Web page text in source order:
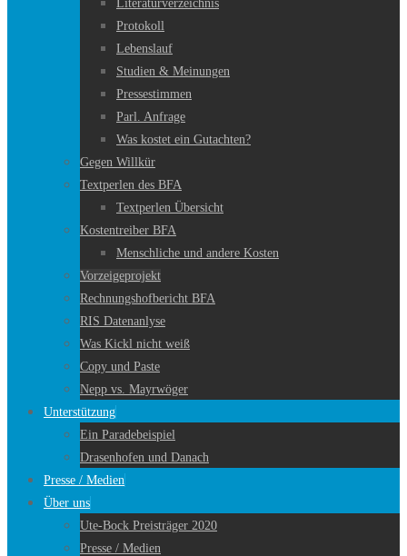
Literaturverzeichnis
Protokoll
Lebenslauf
Studien & Meinungen
Pressestimmen
Parl. Anfrage
Was kostet ein Gutachten?
Gegen Willkür
Textperlen des BFA
Textperlen Übersicht
Kostentreiber BFA
Menschliche und andere Kosten
Vorzeigeprojekt
Rechnungshofbericht BFA
RIS Datenanlyse
Was Kickl nicht weiß
Copy und Paste
Nepp vs. Mayrwöger
Unterstützung
Ein Paradebeispiel
Drasenhofen und Danach
Presse / Medien
Über uns
Ute-Bock Preisträger 2020
Presse / Medien